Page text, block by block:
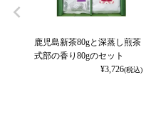
鹿児島新茶80gと深蒸し煎茶
式部の香り80gのセット
¥3,726(税込)